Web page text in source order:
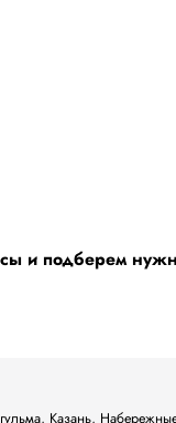
и подберем
Казань,